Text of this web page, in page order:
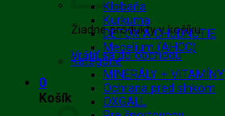
Žiadne produkty v košíku.
Vrátiť sa do obchodu
0
Košík
Klobaňa
Kurkuma
DETOX A CHUDNUTIE
Mecelium (AHCC)
Kategórie
MINERÁLY + VITAMÍNY
Ochrana pred slnkom
OXGALL